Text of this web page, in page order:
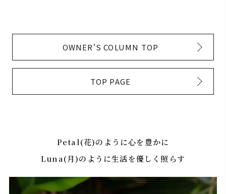
OWNER'S COLUMN TOP
TOP PAGE
Petal(花)のように心を豊かに
Luna(月)のように生活を優しく照らす